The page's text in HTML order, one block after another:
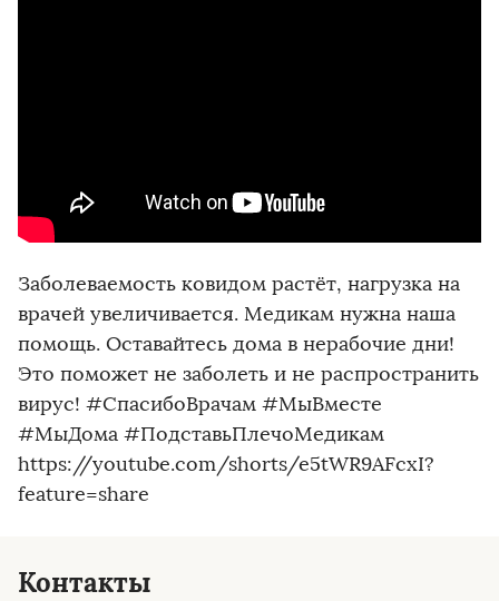
Заболеваемость ковидом растёт, нагрузка на
врачей увеличивается. Медикам нужна наша
помощь. Оставайтесь дома в нерабочие дни!
Это поможет не заболеть и не распространить
вирус! #СпасибоВрачам #МыВместе
#МыДома #ПодставьПлечоМедикам
https://youtube.com/shorts/e5tWR9AFcxI?
feature=share
Контакты